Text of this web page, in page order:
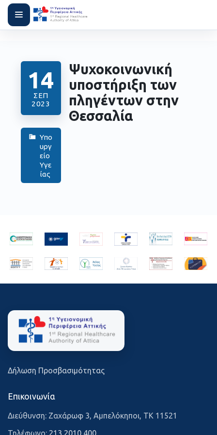
14
ΣΕΠ
2023
Υπο
υργ
είο
Υγε
ίας
Ψυχοκοινωνική
υποστήριξη των
πληγέντων στην
Θεσσαλία
Δήλωση Προσβασιμότητας
Επικοινωνία
Διεύθυνση: Ζαχάρωφ 3, Αμπελόκηποι, ΤΚ 11521
Τηλέφωνο: 213 2010 400